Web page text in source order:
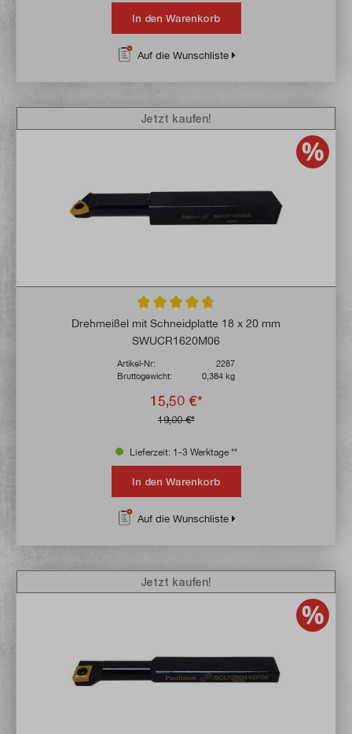
In den Warenkorb
Auf die Wunschliste
Durchschnittliche Bewertung von 4.6 von
Drehmeißel mit Schneidplatte 18 x 20 mm
SWUCR1620M06
Artikel-Nr:
2287
Bruttogewicht:
0,384 kg
15,50 €*
19,00 €*
Jetzt kaufen!
Lieferzeit: 1-3 Werktage **
In den Warenkorb
Auf die Wunschliste
Jetzt kaufen!